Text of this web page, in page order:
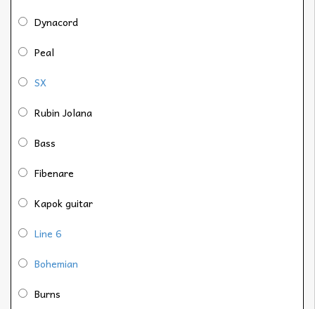
Dynacord
Peal
SX
Rubin Jolana
Bass
Fibenare
Kapok guitar
Line 6
Bohemian
Burns